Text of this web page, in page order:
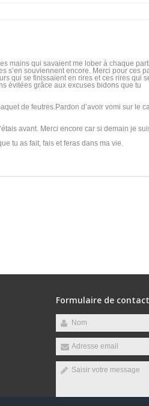
mains qui savaient me lober à chaque
s’en souviennent encore. Merci pour ces
qui se finissaient en rires et ces rires qui
évitées grâce aux excuses bidons que tu
de feutres.Pardon d’avoir vomi sur le
avant. Merci encore car si demain je
tu as fait, fais et feras dans ma vie.
Formulaire de contact